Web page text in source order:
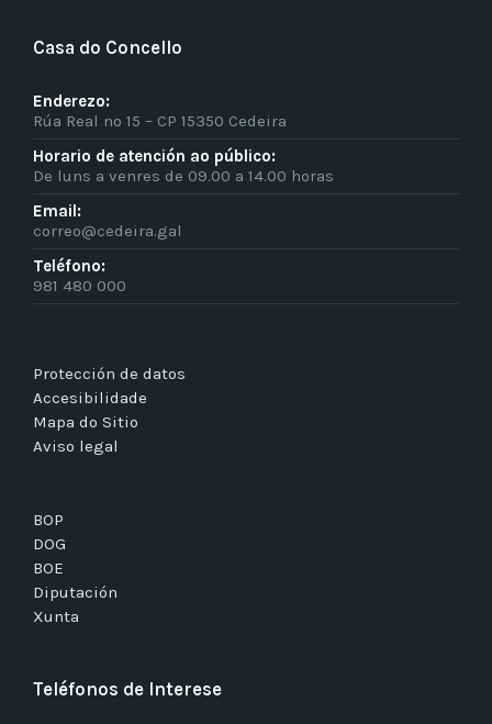
Casa do Concello
Enderezo:
Rúa Real nº 15 – CP 15350 Cedeira
Horario de atención ao público:
De luns a venres de 09.00 a 14.00 horas
Email:
correo@cedeira.gal
Teléfono:
981 480 000
Protección de datos
Accesibilidade
Mapa do Sitio
Aviso legal
BOP
DOG
BOE
Diputación
Xunta
Teléfonos de Interese